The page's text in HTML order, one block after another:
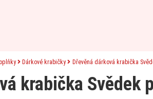
Dárkové krabičky Dřevěná dárková krabička
krabička Svědek